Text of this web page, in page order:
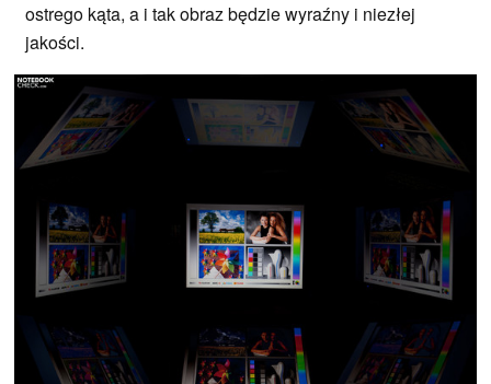
ostrego kąta, a i tak obraz będzie wyraźny i niezłej
jakości.